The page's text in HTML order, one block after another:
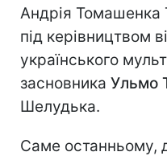
Андрія Томашенка
під керівництвом
українського
засновника Ульмо
Шелудька.
Саме останньому,